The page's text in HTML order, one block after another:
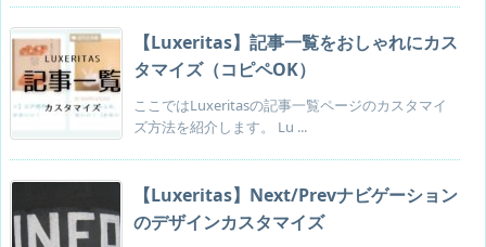
【Luxeritas】記事一覧をおしゃれにカス
タマイズ（コピペOK）
ここではLuxeritasの記事一覧ページのカスタマイ
ズ方法を紹介します。 Lu ...
【Luxeritas】Next/Prevナビゲーション
のデザインカスタマイズ